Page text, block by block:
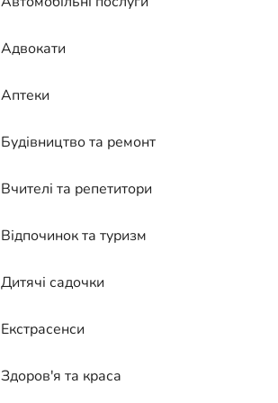
Адвокати
Аптеки
Будівництво та ремонт
Вчителі та репетитори
Відпочинок та туризм
Дитячі садочки
Екстрасенси
Здоров'я та краса